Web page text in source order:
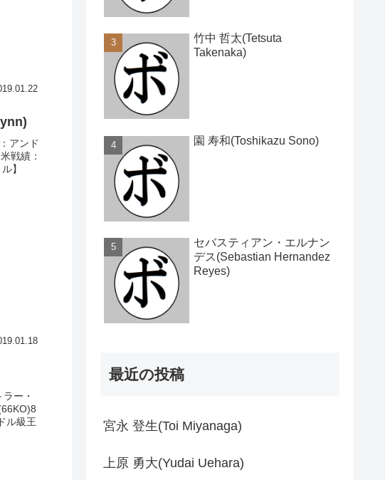
アンド
戦績：
】
ー・
ル級王
竹中 哲太(Tetsuta
Takenaka)
園 寿和(Toshikazu Sono)
セバスティアン・エルナン
デス(Sebastian Hernandez
Reyes)
最近の投稿
宮永 登生(Toi Miyanaga)
上原 勇大(Yudai Uehara)